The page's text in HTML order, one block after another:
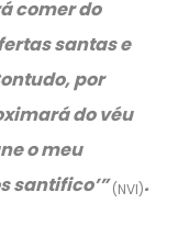
comer do
santas e
por
do véu
o meu
santifico’”(NVI).